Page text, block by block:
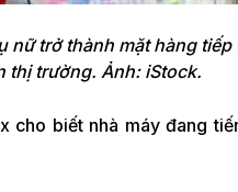
nữ trở thành mặt hàng
thị trường. Ảnh: iStock.
cho biết nhà máy đang